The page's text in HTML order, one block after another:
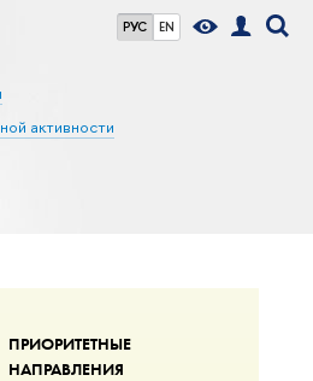
РУС EN
активности
ПРИОРИТЕТНЫЕ
НАПРАВЛЕНИЯ